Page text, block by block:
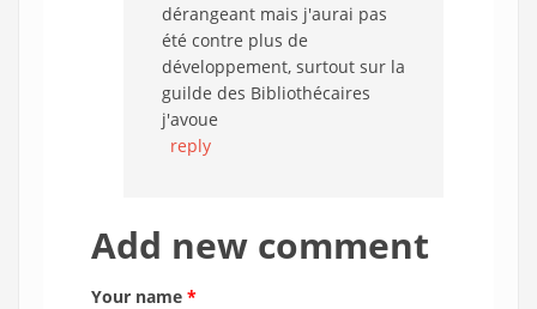
dérangeant mais j'aurai pas
été contre plus de
développement, surtout sur la
guilde des Bibliothécaires
j'avoue
reply
Add new comment
Your name *